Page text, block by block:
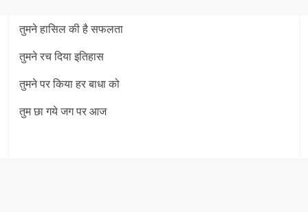
तुमने हासिल की है सफलता
तुमने रच दिया इतिहास
तुमने पर किया हर बाधा को
तुम छा गये जग पर आज